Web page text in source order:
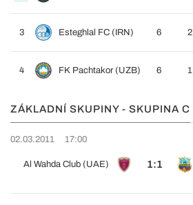
3 Esteghlal FC (IRN) 6 2
4 FK Pachtakor (UZB) 6 1
ZÁKLADNÍ SKUPINY - SKUPINA C
02.03.2011 17:00
Al Wahda Club (UAE) 1:1